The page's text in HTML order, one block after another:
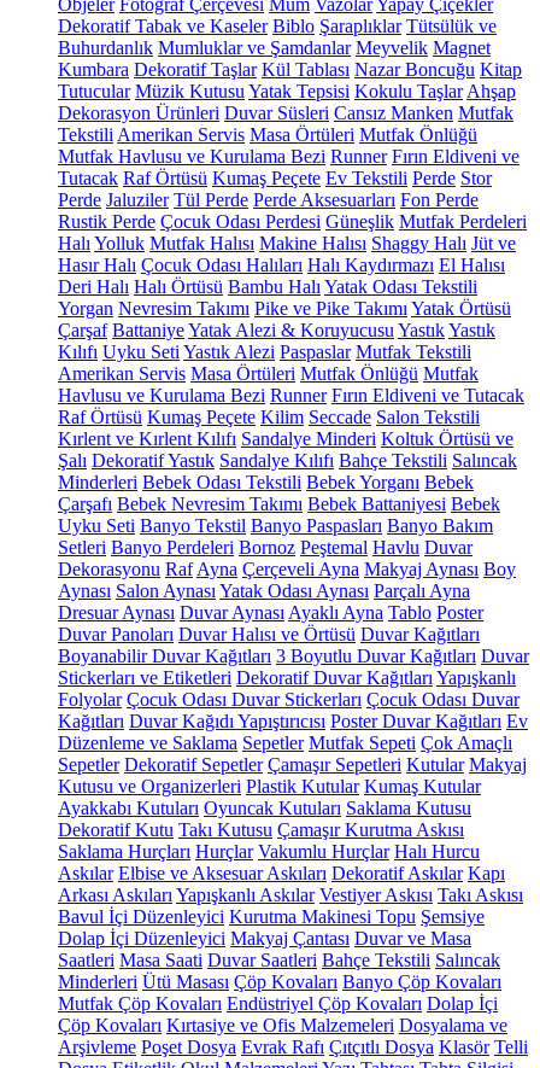
Objeler Fotoğraf Çerçevesi Mum VazolarYapay Çiçekler
Dekoratif Tabak ve Kaseler Biblo Şaraplıklar Tütsülük ve
Buhurdanlık Mumluklar ve Şamdanlar Meyvelik Magnet
Kumbara Dekoratif Taşlar Kül Tablası Nazar Boncuğu Kitap
Tutucular Müzik Kutusu Yatak Tepsisi Kokulu Taşlar Ahşap
Dekorasyon Ürünleri Duvar Süsleri Cansız Manken Mutfak
Tekstili Amerikan Servis Masa Örtüleri Mutfak Önlüğü
Mutfak Havlusu ve Kurulama Bezi Runner Fırın Eldiveni ve
Tutacak Raf Örtüsü Kumaş Peçete Ev Tekstili Perde Stor
Perde Jaluziler Tül Perde Perde Aksesuarları Fon Perde
Rustik Perde Çocuk Odası Perdesi Güneşlik Mutfak Perdeleri
Halı Yolluk Mutfak Halısı Makine Halısı Shaggy Halı Jüt ve
Hasır Halı Çocuk Odası Halıları Halı Kaydırmazı El Halısı
Deri Halı Halı Örtüsü Bambu Halı Yatak Odası Tekstili
Yorgan Nevresim Takımı Pike ve Pike Takımı Yatak Örtüsü
Çarşaf BattaniyeYatak Alezi & Koruyucusu YastıkYastık
Kılıfı Uyku Seti Yastık Alezi Paspaslar Mutfak Tekstili
Amerikan Servis Masa Örtüleri Mutfak Önlüğü Mutfak
Havlusu ve Kurulama Bezi Runner Fırın Eldiveni ve Tutacak
Raf Örtüsü Kumaş Peçete Kilim Seccade Salon Tekstili
Kırlent ve Kırlent Kılıfı Sandalye Minderi Koltuk Örtüsü ve
Şalı Dekoratif Yastık Sandalye Kılıfı Bahçe Tekstili Salıncak
Minderleri Bebek Odası Tekstili Bebek Yorganı Bebek
Çarşafı Bebek Nevresim Takımı Bebek Battaniyesi Bebek
Uyku Seti Banyo Tekstil Banyo Paspasları Banyo Bakım
Setleri Banyo Perdeleri Bornoz Peştemal Havlu Duvar
Dekorasyonu Raf Ayna Çerçeveli Ayna Makyaj Aynası Boy
Aynası Salon Aynası Yatak Odası Aynası Parçalı Ayna
Dresuar Aynası Duvar Aynası Ayaklı Ayna Tablo Poster
Duvar Panoları Duvar Halısı ve Örtüsü Duvar Kağıtları
Boyanabilir Duvar Kağıtları 3 Boyutlu Duvar Kağıtları Duvar
Stickerları ve Etiketleri Dekoratif Duvar Kağıtları Yapışkanlı
Folyolar Çocuk Odası Duvar Stickerları Çocuk Odası Duvar
Kağıtları Duvar Kağıdı Yapıştırıcısı Poster Duvar Kağıtları Ev
Düzenleme ve Saklama Sepetler Mutfak Sepeti Çok Amaçlı
Sepetler Dekoratif Sepetler Çamaşır Sepetleri Kutular Makyaj
Kutusu ve Organizerleri Plastik Kutular Kumaş Kutular
Ayakkabı Kutuları Oyuncak Kutuları Saklama Kutusu
Dekoratif Kutu Takı Kutusu Çamaşır Kurutma Askısı
Saklama Hurçları Hurçlar Vakumlu Hurçlar Halı Hurcu
Askılar Elbise ve Aksesuar Askıları Dekoratif Askılar Kapı
Arkası Askıları Yapışkanlı Askılar Vestiyer Askısı Takı Askısı
Bavul İçi Düzenleyici Kurutma Makinesi Topu Şemsiye
Dolap İçi Düzenleyici Makyaj Çantası Duvar ve Masa
Saatleri Masa Saati Duvar Saatleri Bahçe Tekstili Salıncak
Minderleri Ütü Masası Çöp Kovaları Banyo Çöp Kovaları
Mutfak Çöp Kovaları Endüstriyel Çöp Kovaları Dolap İçi
Çöp Kovaları Kırtasiye ve Ofis Malzemeleri Dosyalama ve
Arşivleme Poşet Dosya Evrak Rafı Çıtçıtlı Dosya Klasör Telli